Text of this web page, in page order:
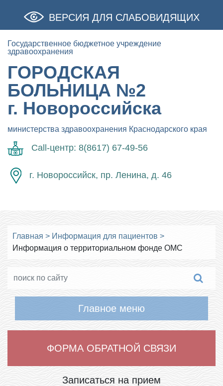
ВЕРСИЯ ДЛЯ СЛАБОВИДЯЩИХ
Государственное бюджетное учреждение
здравоохранения
ГОРОДСКАЯ
БОЛЬНИЦА №2
г. Новороссийска
министерства здравоохранения Краснодарского края
Call-центр: 8(8617) 67-49-56
г. Новороссийск, пр. Ленина, д. 46
Главная > Информация для пациентов >
Информация о территориальном фонде ОМС
Главное меню
ФОРМА ОБРАТНОЙ СВЯЗИ
Записаться на прием